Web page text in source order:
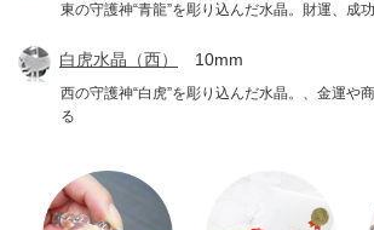
東の守護神“青龍”を彫り込んだ水晶。財運、成
白虎水晶（西） 10mm
西の守護神“白虎”を彫り込んだ水晶。、金運や
る